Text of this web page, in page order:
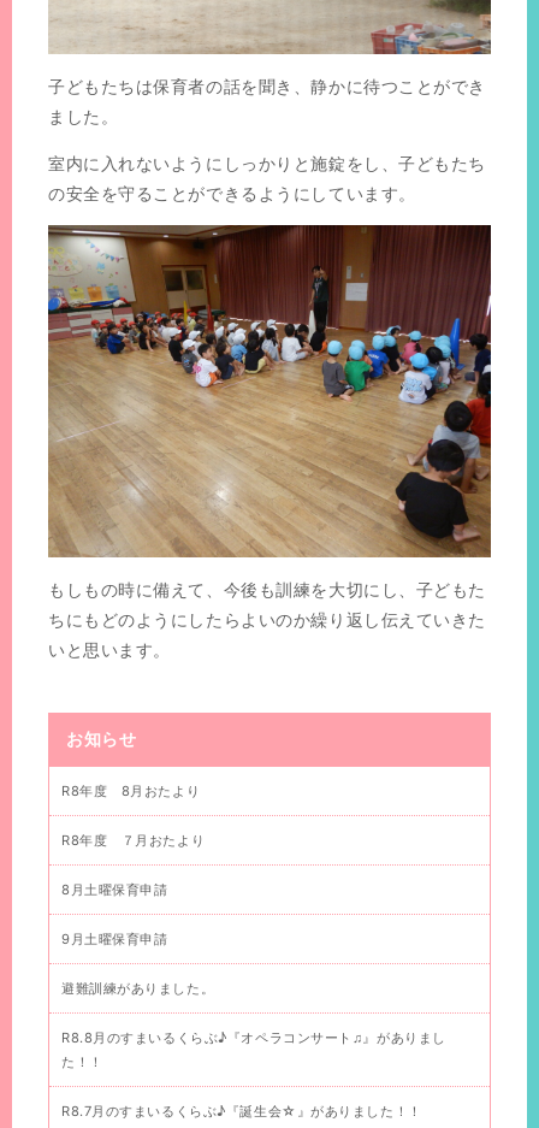
子どもたちは保育者の話を聞き、静かに待つことができ
ました。
室内に入れないようにしっかりと施錠をし、子どもたち
の安全を守ることができるようにしています。
もしもの時に備えて、今後も訓練を大切にし、子どもた
ちにもどのようにしたらよいのか繰り返し伝えていきた
いと思います。
お知らせ
R8年度 8月おたより
R8年度 ７月おたより
8月土曜保育申請
9月土曜保育申請
避難訓練がありました。
R8.8月のすまいるくらぶ♪『オペラコンサート♫』がありまし
た！！
R8.7月のすまいるくらぶ♪『誕生会☆』がありました！！